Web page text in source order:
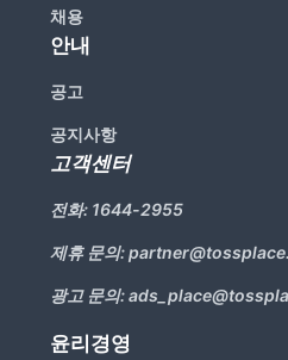
채용
안내
공고
공지사항
고객센터
전화: 1644-2955
제휴 문의:
광고 문의:
윤리경영